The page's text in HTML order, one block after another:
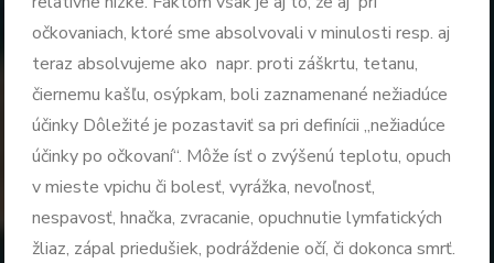
očkovaniach, ktoré sme absolvovali v minulosti resp. aj
teraz absolvujeme ako napr. proti záškrtu, tetanu,
čiernemu kašľu, osýpkam, boli zaznamenané nežiadúce
účinky Dôležité je pozastaviť sa pri definícii „nežiadúce
účinky po očkovaní“. Môže ísť o zvýšenú teplotu, opuch
v mieste vpichu či bolesť, vyrážka, nevoľnosť,
nespavosť, hnačka, zvracanie, opuchnutie lymfatických
žliaz, zápal priedušiek, podráždenie očí, či dokonca smrť.